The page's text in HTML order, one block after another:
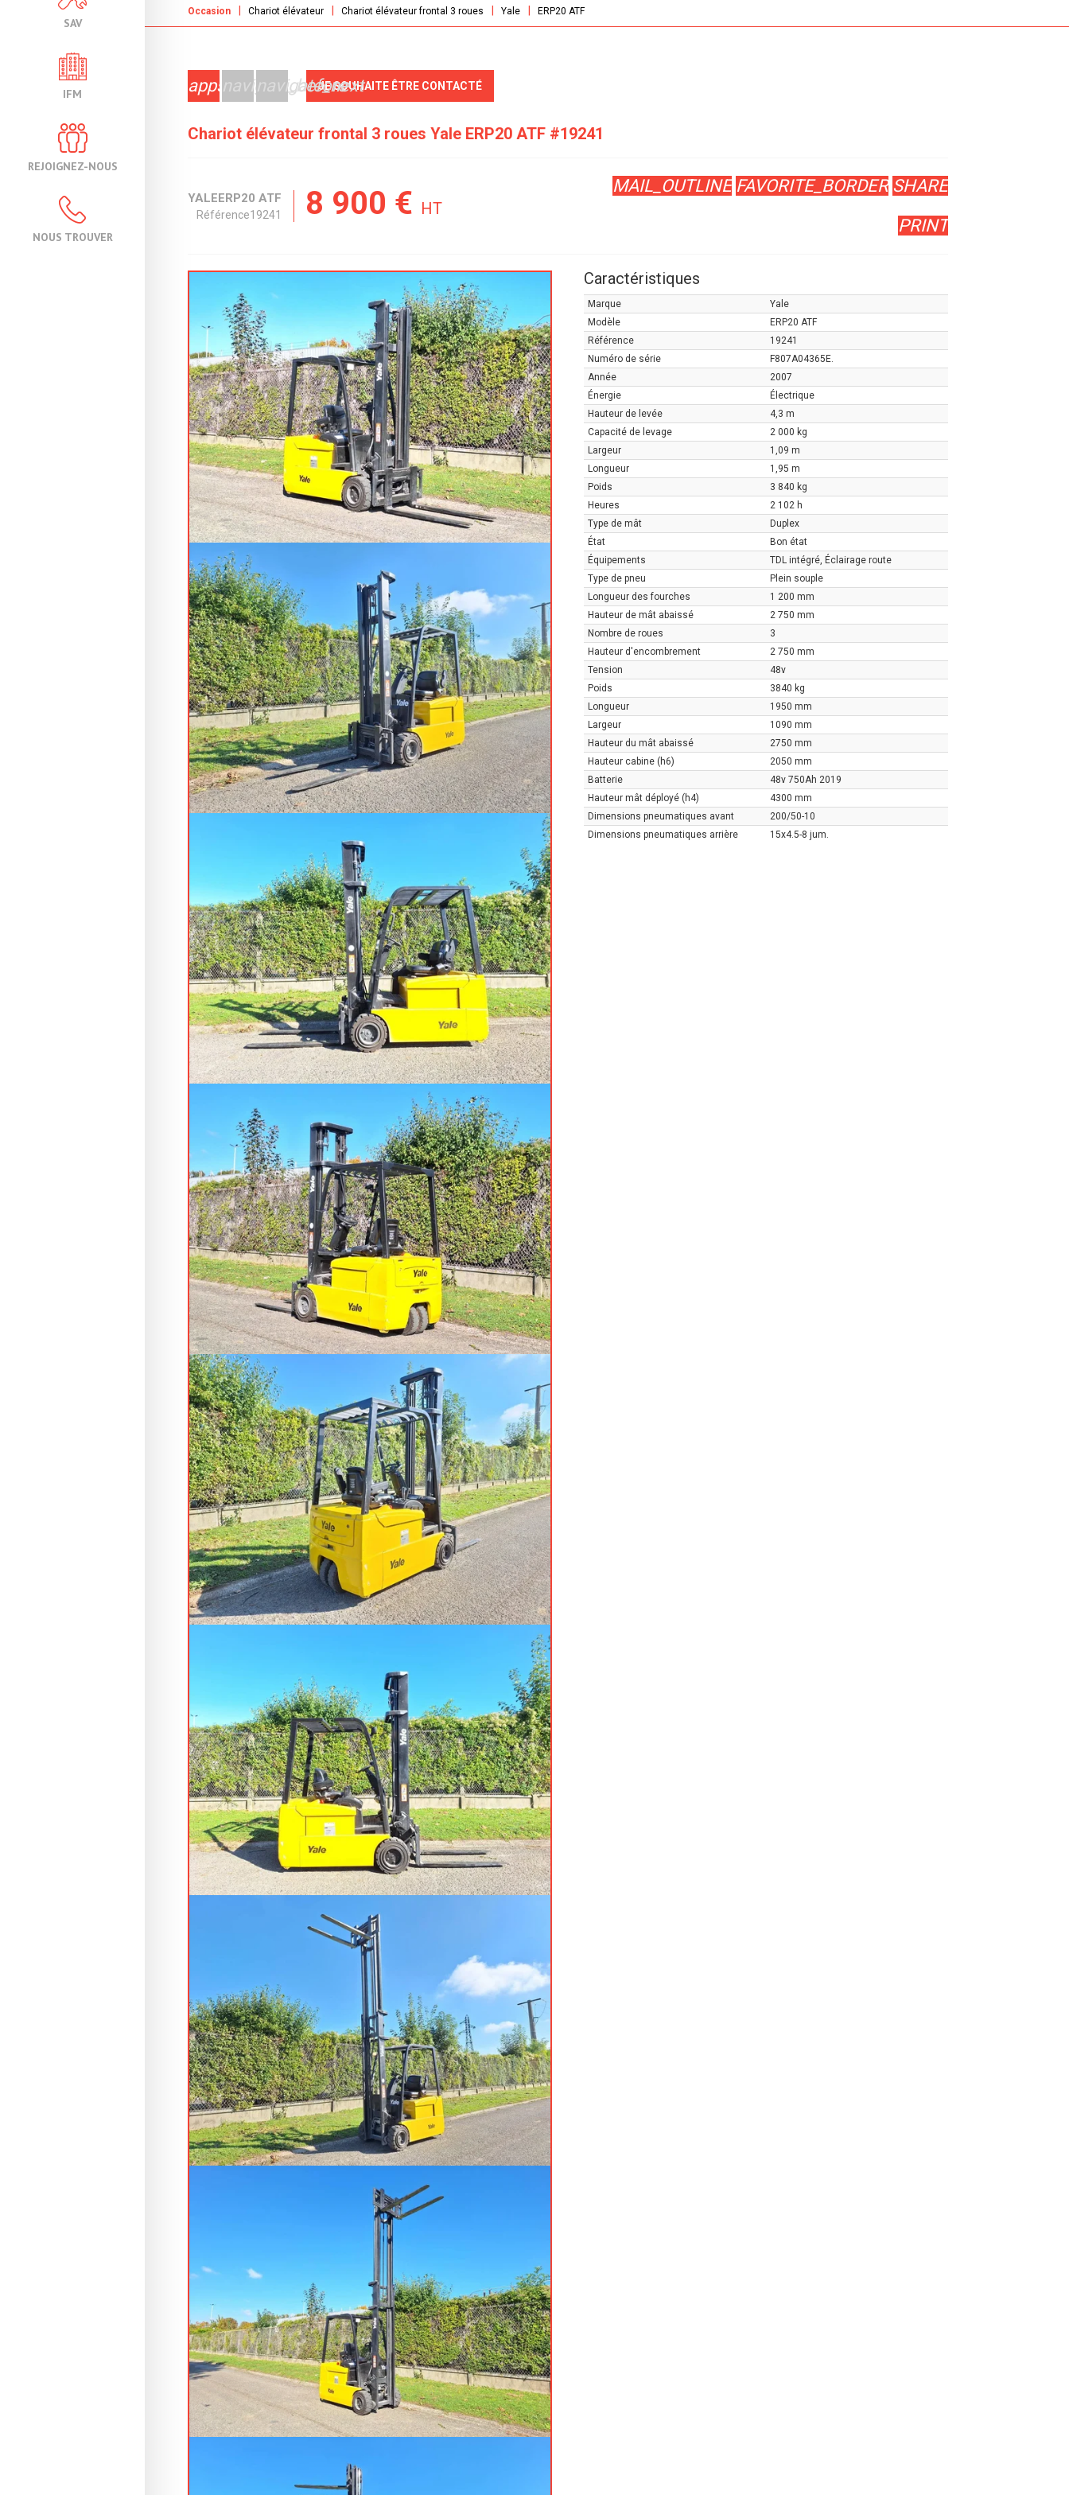
SAV
IFM
REJOIGNEZ-NOUS
NOUS TROUVER
Occasion Chariot élévateur Chariot élévateur frontal 3 roues Yale ERP20 ATF
Chariot élévateur frontal 3 roues Yale ERP20 ATF #19241
appsnavigate_before
navigate_nextJE SOUHAITE ÊTRE CONTACTÉ
YALEERP20 ATF
Référence19241 8 900 € HT
FAVORITE_BORDER
MAIL_OUTLINE
SHARE
PRINT
Caractéristiques
Marque
Yale
Modèle
ERP20 ATF
Référence
19241
Numéro de série
F807A04365E.
Année
2007
Énergie
Électrique
Hauteur de levée
4,3 m
Capacité de levage
2 000 kg
Largeur
1,09 m
Longueur
1,95 m
Poids
3 840 kg
Heures
2 102 h
Type de mât
Duplex
État
Bon état
Équipements
TDL intégré, Éclairage route
Type de pneu
Plein souple
Longueur des fourches
1 200 mm
Hauteur de mât abaissé
2 750 mm
Nombre de roues
3
Hauteur d'encombrement
2 750 mm
Tension
48v
Poids
3840 kg
Longueur
1950 mm
Largeur
1090 mm
Hauteur du mât abaissé
2750 mm
Hauteur cabine (h6)
2050 mm
Batterie
48v 750Ah 2019
Hauteur mât déployé (h4)
4300 mm
Dimensions pneumatiques avant
200/50-10
Dimensions pneumatiques arrière
15x4.5-8 jum.